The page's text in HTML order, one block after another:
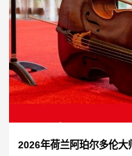
2026年荷兰阿珀尔多伦大